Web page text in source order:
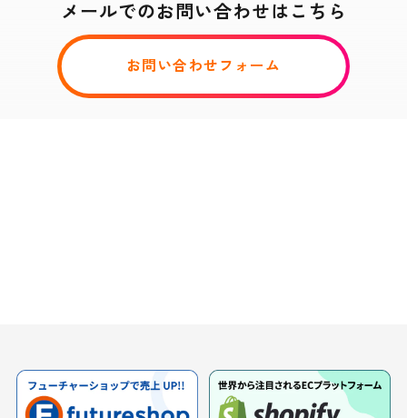
メールでのお問い合わせはこちら
お問い合わせフォーム